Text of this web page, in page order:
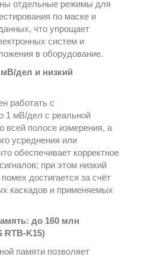
отдельные режимы для
по маске и
что упрощает
систем и
в оборудование.
дел и низкий
работать с
1 мВ/дел с реальной
всей полосе измерения, а
усреднения или
обеспечивает корректное
при этом низкий
достигается за счёт
каскадов и применяемых
до 160 млн
RTB-K15)
памяти позволяет